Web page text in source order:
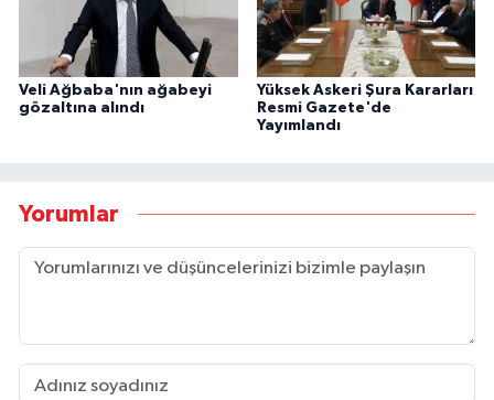
Veli Ağbaba'nın ağabeyi
gözaltına alındı
Yüksek Askeri Şura Kararları
Resmi Gazete'de
Yayımlandı
Yorumlar